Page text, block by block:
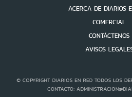
ACERCA DE DIARIOS
COMERCIAL
CONTÁCTENOS
AVISOS
© COPYRIGHT DIARIOS EN RED TODOS LOS
CONTACTO: